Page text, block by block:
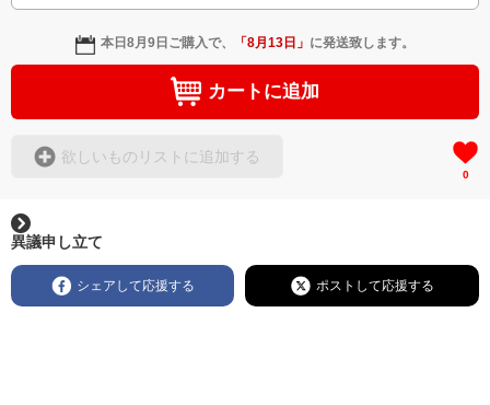
本日8月9日 ご購入で、 「8月13日 」 に発送致します。
カートに追加
欲しいものリストに追加する
0
異議申し立て
シェアして応援する ポストして応援する